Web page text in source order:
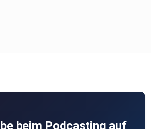
beim Podcasting auf